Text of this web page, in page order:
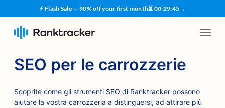
⚡ Flash Sale — 90% off your first month⏳ 00:29:44→
SEO per le carrozzerie
Scoprite come gli strumenti SEO di Ranktracker possono
aiutare la vostra carrozzeria a distinguersi, ad attirare più